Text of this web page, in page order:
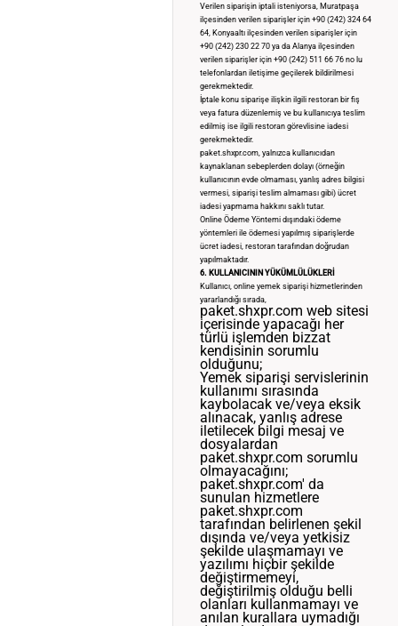
Verilen siparişin iptali isteniyorsa, Muratpaşa
ilçesinden verilen siparişler için +90 (242) 324 64
64, Konyaaltı ilçesinden verilen siparişler için
+90 (242) 230 22 70 ya da Alanya ilçesinden
verilen siparişler için +90 (242) 511 66 76 no lu
telefonlardan iletişime geçilerek bildirilmesi
gerekmektedir.
İptale konu siparişe ilişkin ilgili restoran bir fiş
veya fatura düzenlemiş ve bu kullanıcıya teslim
edilmiş ise ilgili restoran görevlisine iadesi
gerekmektedir.
paket.shxpr.com, yalnızca kullanıcıdan
kaynaklanan sebeplerden dolayı (örneğin
kullanıcının evde olmaması, yanlış adres bilgisi
vermesi, siparişi teslim almaması gibi) ücret
iadesi yapmama hakkını saklı tutar.
Online Ödeme Yöntemi dışındaki ödeme
yöntemleri ile ödemesi yapılmış siparişlerde
ücret iadesi, restoran tarafından doğrudan
yapılmaktadır.
6. KULLANICININ YÜKÜMLÜLÜKLERİ
Kullanıcı, online yemek siparişi hizmetlerinden
yararlandığı sırada,
paket.shxpr.com web sitesi
içerisinde yapacağı her
türlü işlemden bizzat
kendisinin sorumlu
olduğunu;
Yemek siparişi servislerinin
kullanımı sırasında
kaybolacak ve/veya eksik
alınacak, yanlış adrese
iletilecek bilgi mesaj ve
dosyalardan
paket.shxpr.com sorumlu
olmayacağını;
paket.shxpr.com' da
sunulan hizmetlere
paket.shxpr.com
tarafından belirlenen şekil
dışında ve/veya yetkisiz
şekilde ulaşmamayı ve
yazılımı hiçbir şekilde
değiştirmemeyi,
değiştirilmiş olduğu belli
olanları kullanmamayı ve
anılan kurallara uymadığı